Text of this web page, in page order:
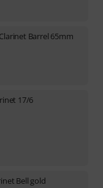
Barrel 65mm
17/6
Bell gold